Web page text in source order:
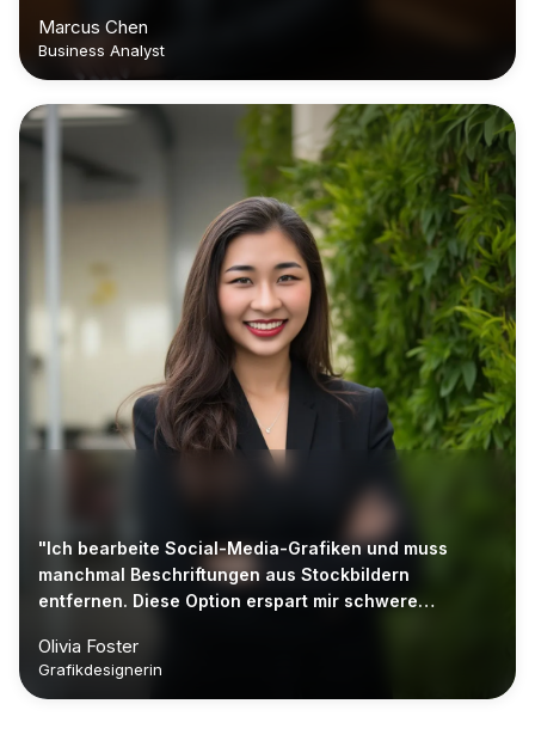
Marcus Chen
Business Analyst
"Ich bearbeite Social-Media-Grafiken und muss
manchmal Beschriftungen aus Stockbildern
entfernen. Diese Option erspart mir schwere
Olivia Foster
Grafikdesignerin